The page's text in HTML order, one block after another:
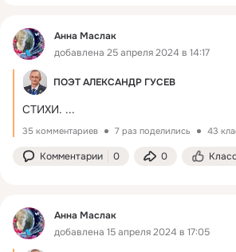
Анна Маслак
добавлена 25 апреля 2024 в 14:17
ПОЭТ АЛЕКСАНДР ГУСЕВ
СТИХИ. ...
35 комментариев 7 раз поделились 43
Комментарии 0 0
Анна Маслак
добавлена 15 апреля 2024 в 17:05